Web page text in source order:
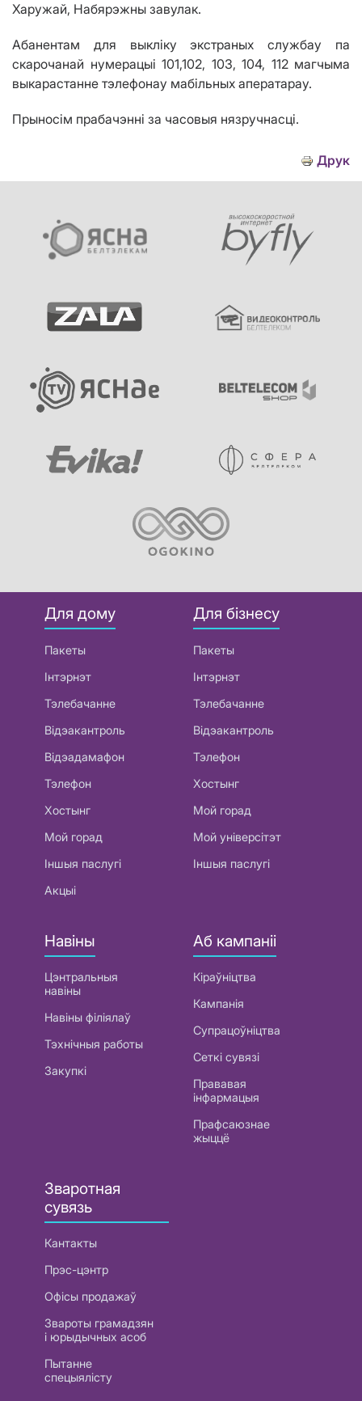
Харужай, Набярэжны завулак.
Абанентам для выклiку экстраных службау па
скарочанай нумерацыi 101,102, 103, 104, 112 магчыма
выкарастанне тэлефонау мабiльных аператарау.
Прыносiм прабачэннi за часовыя нязручнасцi.
Друк
Для дому
Пакеты
Інтэрнэт
Тэлебачанне
Відэакантроль
Відэадамафон
Тэлефон
Хостынг
Мой горад
Іншыя паслугі
Акцыі
Для бізнесу
Пакеты
Інтэрнэт
Тэлебачанне
Відэакантроль
Тэлефон
Хостынг
Мой горад
Мой універсітэт
Іншыя паслугі
Навіны
Цэнтральныя
навіны
Навіны філіялаў
Тэхнічныя работы
Закупкі
Аб кампаніі
Кіраўніцтва
Кампанія
Супрацоўніцтва
Сеткі сувязі
Прававая
інфармацыя
Прафсаюзнае
жыццё
Зваротная
сувязь
Кантакты
Прэс-цэнтр
Офісы продажаў
Звароты грамадзян
і юрыдычных асоб
Пытанне
спецыялісту